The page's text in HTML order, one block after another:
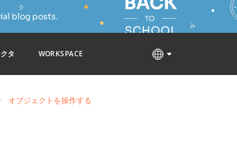
blog posts.
タ WORKSPACE
オブジェクトを操作する